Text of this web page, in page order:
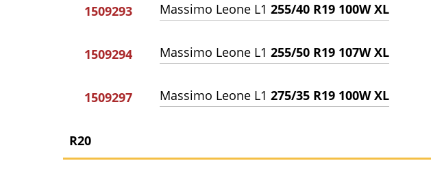
1509293 Massimo Leone L1 255/40 R19 100W XL
1509294 Massimo Leone L1 255/50 R19 107W XL
1509297 Massimo Leone L1 275/35 R19 100W XL
R20